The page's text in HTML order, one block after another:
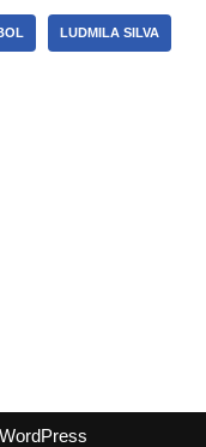
LUDMILA SILVA
WordPress